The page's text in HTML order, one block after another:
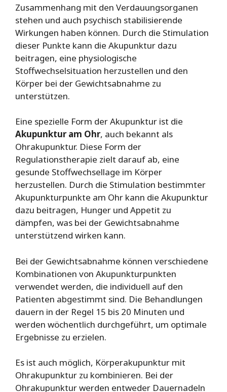
Zusammenhang mit den Verdauungsorganen
stehen und auch psychisch stabilisierende
Wirkungen haben können. Durch die Stimulation
dieser Punkte kann die Akupunktur dazu
beitragen, eine physiologische
Stoffwechselsituation herzustellen und den
Körper bei der Gewichtsabnahme zu
unterstützen.
Eine spezielle Form der Akupunktur ist die
Akupunktur am Ohr, auch bekannt als
Ohrakupunktur. Diese Form der
Regulationstherapie zielt darauf ab, eine
gesunde Stoffwechsellage im Körper
herzustellen. Durch die Stimulation bestimmter
Akupunkturpunkte am Ohr kann die Akupunktur
dazu beitragen, Hunger und Appetit zu
dämpfen, was bei der Gewichtsabnahme
unterstützend wirken kann.
Bei der Gewichtsabnahme können verschiedene
Kombinationen von Akupunkturpunkten
verwendet werden, die individuell auf den
Patienten abgestimmt sind. Die Behandlungen
dauern in der Regel 15 bis 20 Minuten und
werden wöchentlich durchgeführt, um optimale
Ergebnisse zu erzielen.
Es ist auch möglich, Körperakupunktur mit
Ohrakupunktur zu kombinieren. Bei der
Ohrakupunktur werden entweder Dauernadeln